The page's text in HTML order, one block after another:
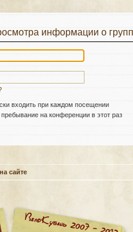
информации о
входить при каждом посещении
на конференции в этот раз
сайте